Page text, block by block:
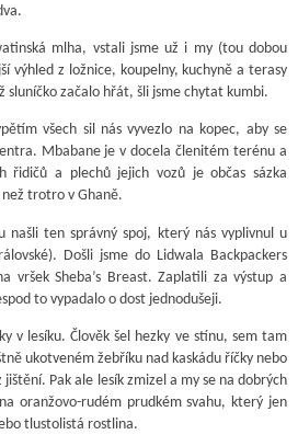
mlha, vstali jsme už i my (tou dobou
výhled z ložnice, koupelny, kuchyně a terasy
sluníčko začalo hřát, šli jsme chytat kumbi.
všech sil nás vyvezlo na kopec, aby se
Mbabane je v docela členitém terénu a
řidičů a plechů jejich vozů je občas sázka
trotro v Ghaně.
našli ten správný spoj, který nás vyplivnul u
Došli jsme do Lidwala Backpackers
vršek Sheba’s Breast. Zaplatili za výstup a
to vypadalo o dost jednodušeji.
v lesíku. Člověk šel hezky ve stínu, sem tam
ukotveném žebříku nad kaskádu říčky nebo
Pak ale lesík zmizel a my se na dobrých
oranžovo-rudém prudkém svahu, který jen
tlustolistá rostlina.